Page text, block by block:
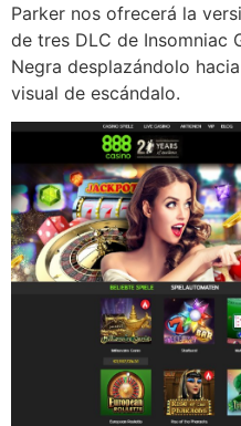
Parker nos ofrecerá la
de tres DLC de Insomniac
Negra desplazándolo
visual de escándalo.